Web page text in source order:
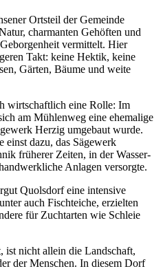
Ortsteil der Gemeinde
charmanten Gehöften und
vermittelt. Hier
Takt: keine Hektik, keine
Gärten, Bäume und weite
wirtschaftlich eine Rolle: Im
am Mühlenweg eine ehemalige
Herzig umgebaut wurde.
einst dazu, das Sägewerk
früherer Zeiten, in der Wasser-
Anlagen versorgte.
Quolsdorf eine intensive
auch Fischteiche, erzielten
für Zuchtarten wie Schleie
ist nicht allein die Landschaft,
der Menschen. In diesem Dorf